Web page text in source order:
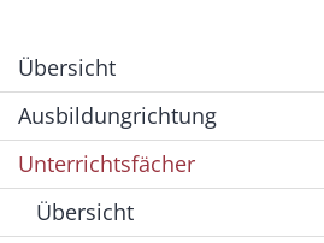
Übersicht
Ausbildungrichtung
Unterrichtsfächer
Übersicht